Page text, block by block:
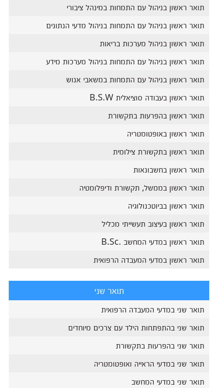
תואר ראשון בניהול עם התמחות במינהל ציבורי
תואר ראשון בניהול עם התמחות בניהול מדעי הנתונים
תואר ראשון בניהול מערכות בריאות
תואר ראשון בניהול עם התמחות בניהול מערכות מידע
תואר ראשון בניהול עם התמחות במשאבי אנוש
תואר ראשון בעבודה סוציאלית B.S.W
תואר ראשון בהפרעות בתקשורת
תואר ראשון באופטומטריה
תואר ראשון בתקשורת צילומית
תואר ראשון בחשבונאות
תואר ראשון בממשל, תקשורת ודיפלומטיה
תואר ראשון בביוטכנולוגיה
תואר ראשון בעיצוב תעשייתי מכליל
תואר ראשון במדעי המחשב .B.Sc
תואר ראשון במדעי המעבדה הרפואית
תואר שני
תואר שני במדעי המעבדה הרפואית
תואר שני בהתפתחות הילד עם צרכים מיוחדים
תואר שני בהפרעות בתקשורת
תואר שני במדעי הראייה ואופטומטריה
תואר שני במדעי המחשב